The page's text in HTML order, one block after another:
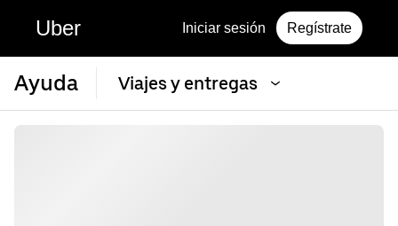
Uber Iniciar sesión Regístrate
Ayuda Viajes y entregas